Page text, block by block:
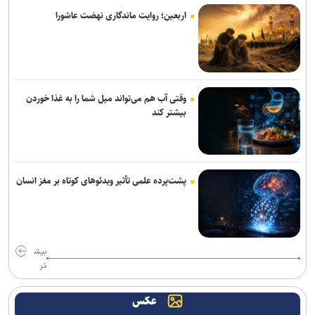
باقری قراردادش را با پیکان تمدید کرد
بیانی: ۴۰۰ هزار دلار صرف وکلای خارجی شد تا پنجره استقلال باز نشود/
رضاییان به جای قدرشناسی کلاس ۲۰۰ میلیارد تومانی گذاشت
رحیمی به شمس آذر پیوست
خانلرخانی: پاداش تکواندوکاران با تلاشی می‌کنند همخوانی ندارد/ سلیمی:
کار اصلی من برای ناگویا از دو تورنمنت بعد آغاز می‌شود/ برخورداری: قانون
سرباز قهرمان کمک خوبی است+فیلم
بوده است/ تاجرنیا دوست دارد خودش را تبرئه کند
نعمت‌پور بعد از قبول مسئولیت سپاهان در لیگ برتر فرنگی: اولویت‌مان
در سال اول قهرمانی نیست
برزگر: همای سعادت روی دوش تارتار نشسته است/ عیار واقعی پرسپولیس
از هفته پنجم به بعد مشخص می‌شود
اربعین؛ روایت ماندگاری نهضت عاشورا
وقتی آب هم می‌تواند میل شما را به غذا خوردن
بیشتر کند
پشت‌پرده علمی تأثیر ویدئو‌های کوتاه بر مغز انسان
بیش
تر
عکس